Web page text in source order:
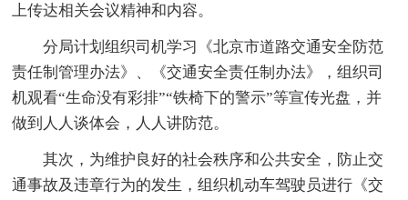
上传达相关会议精神和内容。
分局计划组织司机学习《北京市道路交通安全防范
责任制管理办法》、《交通安全责任制办法》，组织司
机观看“生命没有彩排”“铁椅下的警示”等宣传光盘，并
做到人人谈体会，人人讲防范。
其次，为维护良好的社会秩序和公共安全，防止交
通事故及违章行为的发生，组织机动车驾驶员进行《交